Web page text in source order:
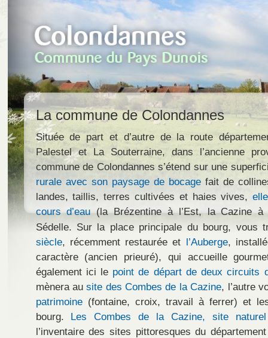
La commune de Colondannes
Située de part et d’autre de la route
Palestel et La Souterraine, dans l’ancienne
commune de Colondannes s’étend sur une
rurale avec son paysage de bocagefait de
landes, taillis, terres cultivées et haies vives,
cours d’eau(la Brézentine à l’Est, la Cazine à
Sédelle. Sur la place principale du bourg, vous
siècle, récemment restaurée et l’Auberge,
caractère (ancien prieuré), qui accueille
également ici le point de départ de deux circuits
mènera ausite des Combes de la Cazine, l’autre
patrimoine(fontaine, croix, travail à ferrer) et
bourg. Les Combes de la Cazine, site naturel
l’inventaire des sites pittoresques du